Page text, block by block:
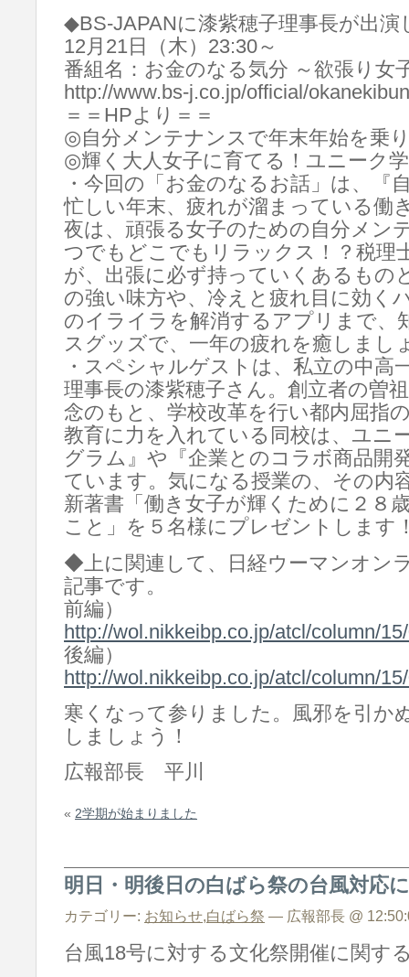
◆BS-JAPANに漆紫穂子理事長が出演
12月21日（木）23:30～
番組名：お金のなる気分 ～欲張り女
http://www.bs-j.co.jp/official/
＝＝HPより＝＝
◎自分メンテナンスで年末年始を乗
◎輝く大人女子に育てる！ユニーク
・今回の「お金のなるお話」は、『
忙しい年末、疲れが溜まっている働
夜は、頑張る女子のための自分メン
つでもどこでもリラックス！？税理
が、出張に必ず持っていくあるもの
の強い味方や、冷えと疲れ目に効く
のイライラを解消するアプリまで、
スグッズで、一年の疲れを癒しまし
・スペシャルゲストは、私立の中高
理事長の漆紫穂子さん。創立者の曽
念のもと、学校改革を行い都内屈指
教育に力を入れている同校は、ユニ
グラム』や『企業とのコラボ商品開
ています。気になる授業の、その内
新著書「働き女子が輝くために２８
こと」を５名様にプレゼントします
◆上に関連して、日経ウーマンオン
記事です。
前編）
http://wol.nikkeibp.co.jp/atcl/column/
後編）
http://wol.nikkeibp.co.jp/atcl/column/
寒くなって参りました。風邪を引か
しましょう！
広報部長 平川
« 2学期が始まりました
明日・明後日の白ばら祭の台風対応
カテゴリー: お知らせ,白ばら祭 — 広報部長 @
台風18号に対する文化祭開催に関す